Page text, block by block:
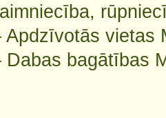
Apdzīvotās vietas
Dabas bagātības